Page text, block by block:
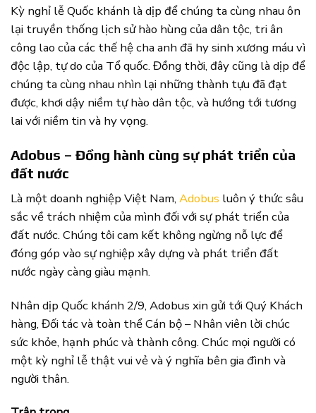
Kỳ nghỉ lễ Quốc khánh là dịp để chúng ta cùng nhau ôn
lại truyền thống lịch sử hào hùng của dân tộc, tri ân
công lao của các thế hệ cha anh đã hy sinh xương máu vì
độc lập, tự do của Tổ quốc. Đồng thời, đây cũng là dịp để
chúng ta cùng nhau nhìn lại những thành tựu đã đạt
được, khơi dậy niềm tự hào dân tộc, và hướng tới tương
lai với niềm tin và hy vọng.
Adobus – Đồng hành cùng sự phát triển của
đất nước
Là một doanh nghiệp Việt Nam, Adobus luôn ý thức sâu
sắc về trách nhiệm của mình đối với sự phát triển của
đất nước. Chúng tôi cam kết không ngừng nỗ lực để
đóng góp vào sự nghiệp xây dựng và phát triển đất
nước ngày càng giàu mạnh.
Nhân dịp Quốc khánh 2/9, Adobus xin gửi tới Quý Khách
hàng, Đối tác và toàn thể Cán bộ – Nhân viên lời chúc
sức khỏe, hạnh phúc và thành công. Chúc mọi người có
một kỳ nghỉ lễ thật vui vẻ và ý nghĩa bên gia đình và
người thân.